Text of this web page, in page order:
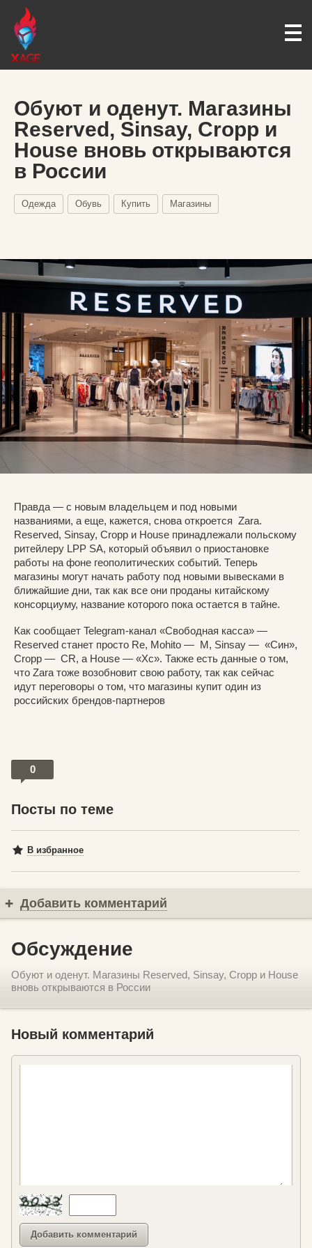
Обуют и оденут. Магазины
Reserved, Sinsay, Cropp и
House вновь открываются
в России
Одежда Обувь Купить Магазины
Правда — с новым владельцем и под новыми
названиями, а еще, кажется, снова откроется Zara.
Reserved, Sinsay, Cropp и House принадлежали польскому
ритейлеру LPP SA, который объявил о приостановке
работы на фоне геополитических событий. Теперь
магазины могут начать работу под новыми вывесками в
ближайшие дни, так как все они проданы китайскому
консорциуму, название которого пока остается в тайне.
Как сообщает Telegram-канал «Свободная касса» —
Reserved станет просто Re, Mohito — M, Sinsay — «Син»,
Cropp — CR, а House — «Хс». Также есть данные о том,
что Zara тоже возобновит свою работу, так как сейчас
идут переговоры о том, что магазины купит один из
российских брендов-партнеров
0
Посты по теме
В избранное
Добавить комментарий
Обсуждение
Обуют и оденут. Магазины Reserved, Sinsay, Cropp и House
вновь открываются в России
Новый комментарий